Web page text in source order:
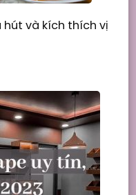
và kích thích vị